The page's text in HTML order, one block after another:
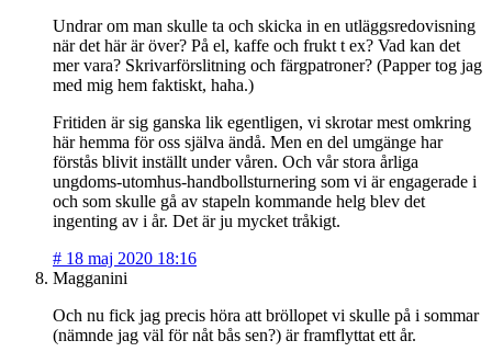
Undrar om man skulle ta och skicka in en utläggsredovisning
när det här är över? På el, kaffe och frukt t ex? Vad kan det
mer vara? Skrivarförslitning och färgpatroner? (Papper tog jag
med mig hem faktiskt, haha.)
Fritiden är sig ganska lik egentligen, vi skrotar mest omkring
här hemma för oss själva ändå. Men en del umgänge har
förstås blivit inställt under våren. Och vår stora årliga
ungdoms-utomhus-handbollsturnering som vi är engagerade i
och som skulle gå av stapeln kommande helg blev det
ingenting av i år. Det är ju mycket tråkigt.
# 18 maj 2020 18:16
Magganini
Och nu fick jag precis höra att bröllopet vi skulle på i sommar
(nämnde jag väl för nåt bås sen?) är framflyttat ett år.